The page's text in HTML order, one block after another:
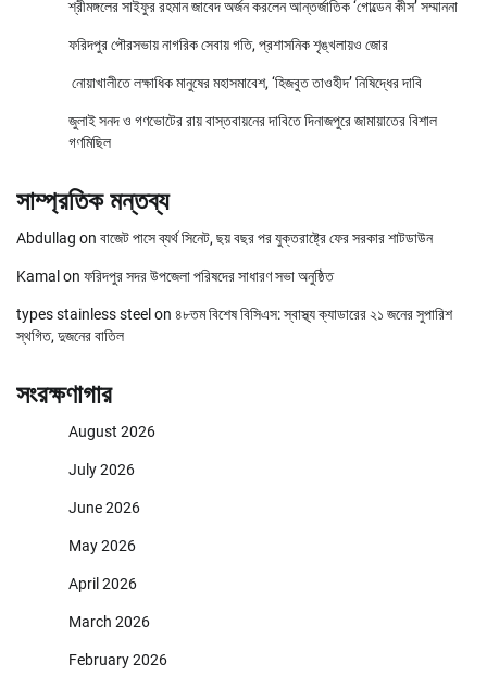
শ্রীমঙ্গলের সাইফুর রহমান জাবেদ অর্জন করলেন আন্তর্জাতিক ‘গোল্ডেন কীস’ সম্মাননা
ফরিদপুর পৌরসভায় নাগরিক সেবায় গতি, প্রশাসনিক শৃঙ্খলায়ও জোর
নোয়াখালীতে লক্ষাধিক মানুষের মহাসমাবেশ, ‘হিজবুত তাওহীদ’ নিষিদ্ধের দাবি
জুলাই সনদ ও গণভোটের রায় বাস্তবায়নের দাবিতে দিনাজপুরে জামায়াতের বিশাল
গণমিছিল
সাম্প্রতিক মন্তব্য
Abdullag on বাজেট পাসে ব্যর্থ সিনেট, ছয় বছর পর যুক্তরাষ্ট্রে ফের সরকার শাটডাউন
Kamal on ফরিদপুর সদর উপজেলা পরিষদের সাধারণ সভা অনুষ্ঠিত
types stainless steel on ৪৮তম বিশেষ বিসিএস: স্বাস্থ্য ক্যাডারের ২১ জনের সুপারিশ
স্থগিত, দুজনের বাতিল
সংরক্ষণাগার
August 2026
July 2026
June 2026
May 2026
April 2026
March 2026
February 2026